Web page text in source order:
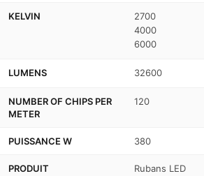
KELVIN
2700
4000
6000
LUMENS 32600
NUMBER OF CHIPS PER
METER
120
PUISSANCE W 380
PRODUIT Rubans LED